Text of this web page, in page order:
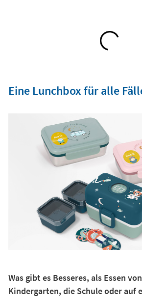
Eine Lunchbox für alle
Was gibt es Besseres, als Essen
Kindergarten, die Schule oder auf